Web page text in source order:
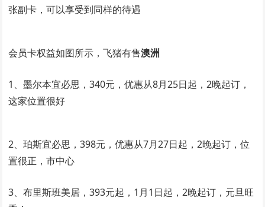
张副卡，可以享受到同样的待遇
会员卡权益如图所示，飞猪有售澳洲
1、墨尔本宜必思，340元，优惠从8月25日起，2晚起订，
这家位置很好
2、珀斯宜必思，398元，优惠从7月27日起，2晚起订，位
置很正，市中心
3、布里斯班美居，393元起，1月1日起，2晚起订，元旦旺